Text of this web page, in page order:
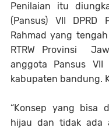
Penilaian itu
(Pansus) VII DPRD
Rahmad yang
RTRW Provinsi
anggota Pansus
kabupaten bandung.
“Konsep yang bisa
hijau dan tidak ada